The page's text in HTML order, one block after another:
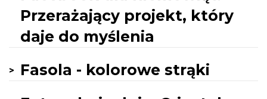
Przerażający projekt, który
daje do myślenia
Fasola - kolorowe strąki